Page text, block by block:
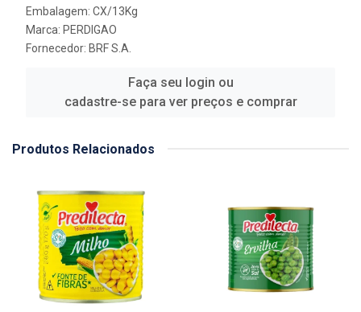
Embalagem: CX/13Kg
Marca: PERDIGAO
Fornecedor: BRF S.A.
Faça seu login ou
cadastre-se para ver preços e comprar
Produtos Relacionados